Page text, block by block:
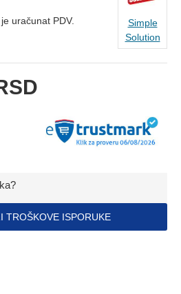
uračunat PDV.
Simple
Solution
TROŠKOVE ISPORUKE